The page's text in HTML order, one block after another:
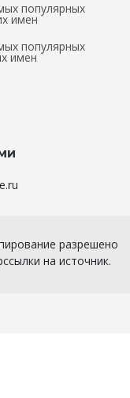
популярных
имен
популярных
имен
разрешено
на источник.